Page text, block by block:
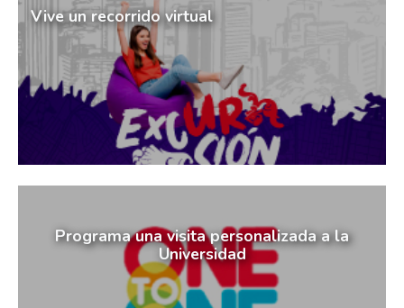
Vive un recorrido virtual
Programa una visita personalizada a la
Universidad